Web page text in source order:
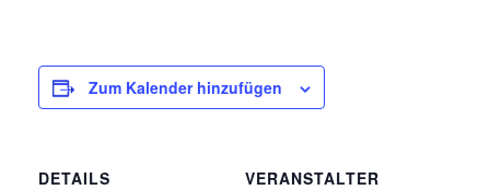
Zum Kalender hinzufügen
DETAILS
VERANSTALTER